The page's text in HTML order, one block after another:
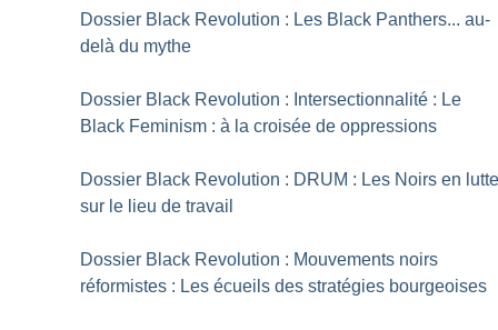
Dossier Black Revolution : Les Black Panthers... au-
delà du mythe
Dossier Black Revolution : Intersectionnalité : Le
Black Feminism : à la croisée de oppressions
Dossier Black Revolution : DRUM : Les Noirs en
sur le lieu de travail
Dossier Black Revolution : Mouvements noirs
réformistes : Les écueils des stratégies bourgeoises